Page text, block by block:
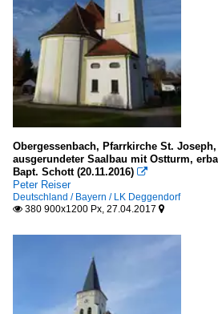
Obergessenbach, Pfarrkirche St.
ausgerundeter Saalbau mit Ostturm,
Bapt. Schott (20.11.2016) 
Peter Reiser
Deutschland / Bayern / LK Deggendorf
 380 900x1200 Px, 27.04.2017 